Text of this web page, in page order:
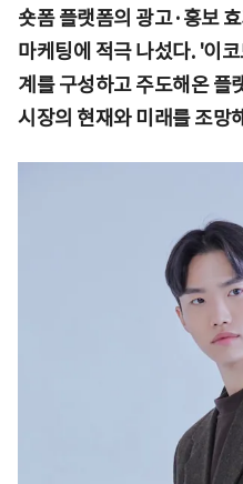
숏폼 플랫폼의 광고·홍보
마케팅에 적극 나섰다. '이
계를 구성하고 주도해온 플
시장의 현재와 미래를 조망